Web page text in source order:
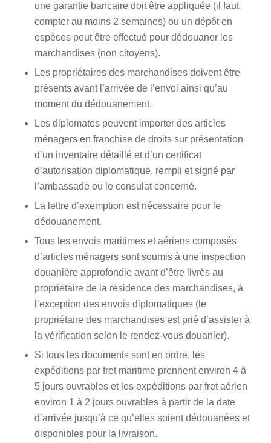
une garantie bancaire doit être appliquée (il faut
compter au moins 2 semaines) ou un dépôt en
espèces peut être effectué pour dédouaner les
marchandises (non citoyens).
Les propriétaires des marchandises doivent être
présents avant l’arrivée de l’envoi ainsi qu’au
moment du dédouanement.
Les diplomates peuvent importer des articles
ménagers en franchise de droits sur présentation
d’un inventaire détaillé et d’un certificat
d’autorisation diplomatique, rempli et signé par
l’ambassade ou le consulat concerné.
La lettre d’exemption est nécessaire pour le
dédouanement.
Tous les envois maritimes et aériens composés
d’articles ménagers sont soumis à une inspection
douanière approfondie avant d’être livrés au
propriétaire de la résidence des marchandises, à
l’exception des envois diplomatiques (le
propriétaire des marchandises est prié d’assister à
la vérification selon le rendez-vous douanier).
Si tous les documents sont en ordre, les
expéditions par fret maritime prennent environ 4 à
5 jours ouvrables et les expéditions par fret aérien
environ 1 à 2 jours ouvrables à partir de la date
d’arrivée jusqu’à ce qu’elles soient dédouanées et
disponibles pour la livraison.